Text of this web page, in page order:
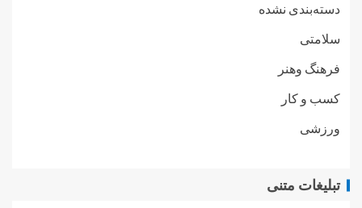
دسته‌بندی نشده
سلامتی
فرهنگ وهنر
کسب و کار
ورزشی
تبلیغات متنی